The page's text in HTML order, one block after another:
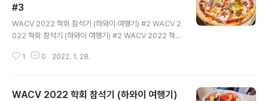
#3
WACV 2022 학회 참석기 (하와이 여행기) #2 WACV 2
022 학회 참석기 (하와이 여행기) #2 WACV 2022 학회
와이 여행기) #1 최근에 IEEE/CVF Winter Conferenc
o 이번에는 하와이에서 방문했던 맛집 위주로 글을 써볼까
1 0 2022. 1. 28.
WACV 2022 학회 참석기 (하와이 여행기)